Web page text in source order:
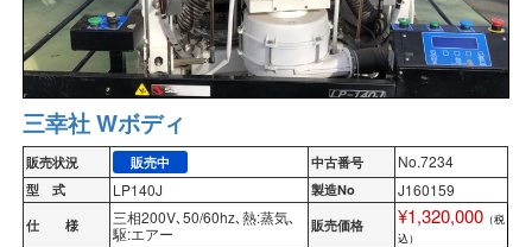
三幸社 Wボディ
販売状況 販売中 中古番号 No.7234
型 式 LP140J 製造No J160159
仕 様
三相200V､50/60hz､熱:蒸気､
駆:エアー
販売価格 ¥1,320,000 （税
込）